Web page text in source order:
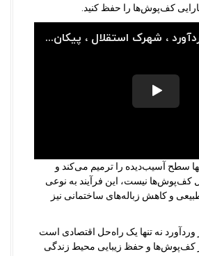
کف‌پوش‌ها را حفظ کنید.
سطح آسیب‌دیده را ترمیم می‌کند و
کف‌پوش‌ها نیست، این فرآیند به نوعی
و کاهش زباله‌های ساختمانی نیز
وردآورد نه تنها یک راه‌حل اقتصادی است
کف‌پوش‌ها و حفظ زیبایی محیط زندگی